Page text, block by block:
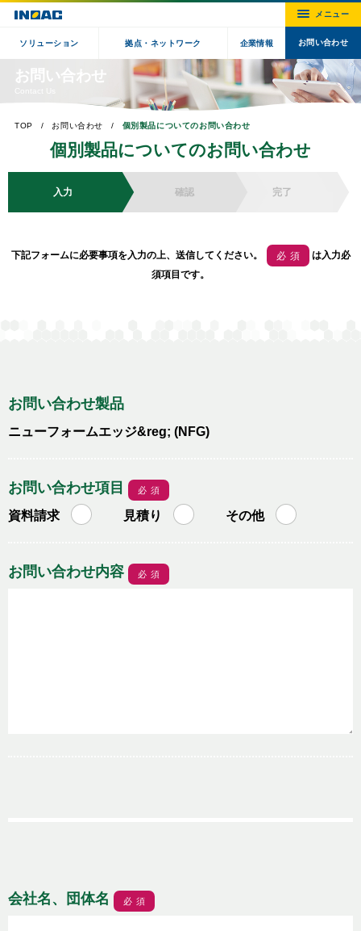
ソリューション 拠点・ネットワーク 企業情報 お問い合わせ
お問い合わせ
TOP お問い合わせ 個別製品についてのお問い合わせ
個別製品についてのお問い合わせ
入力 確認 完了
下記フォームに必要事項を入力の上、送信してください。 必須
は入力必
須項目です。
お問い合わせ製品
ニューフォームエッジ&reg; (NFG)
お問い合わせ項目 必須
資料請求 見積り その他
お問い合わせ内容 必須
会社名、団体名 必須